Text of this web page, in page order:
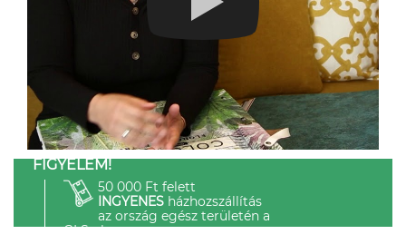
FIGYELEM!
50 000 Ft felett
INGYENESházhozszállítás
az ország egész területén a
GLS-el.